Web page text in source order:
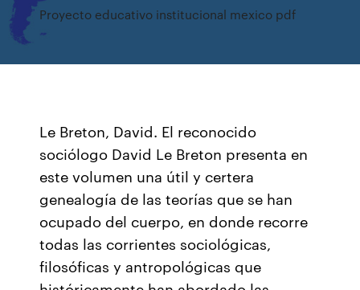
Proyecto educativo institucional mexico pdf
Le Breton, David. El reconocido
sociólogo David Le Breton presenta en
este volumen una útil y certera
genealogía de las teorías que se han
ocupado del cuerpo, en donde recorre
todas las corrientes sociológicas,
filosóficas y antropológicas que